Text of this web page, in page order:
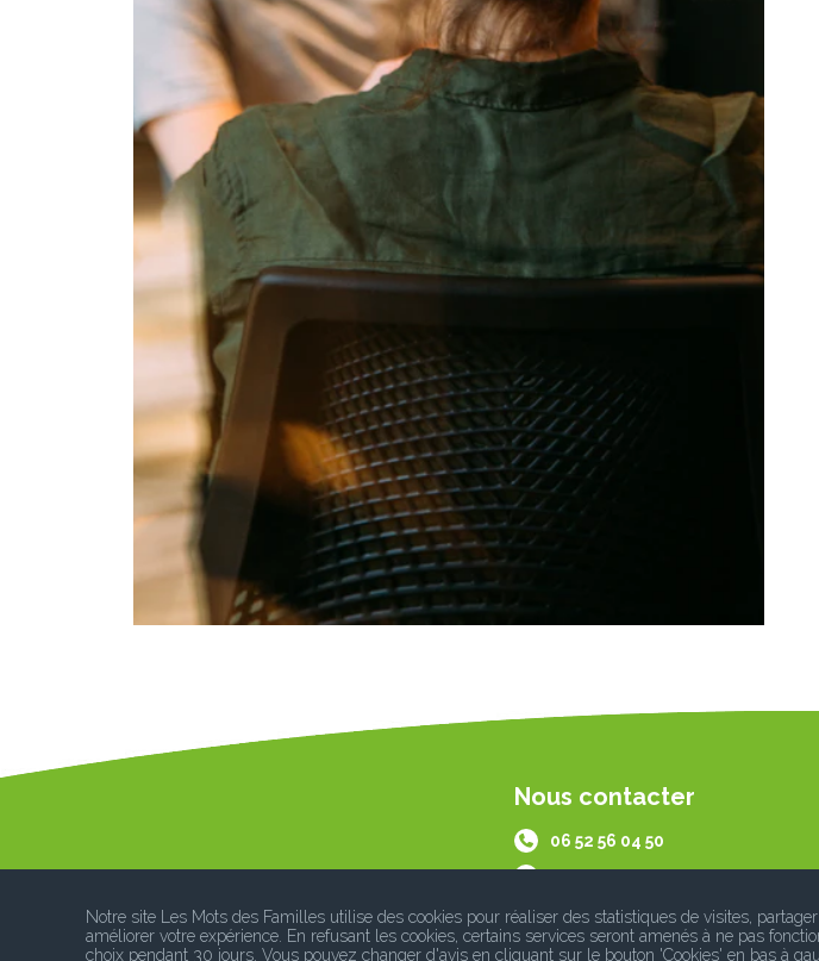
Nous contacter
06 52 56 04 50
Notre site Les Mots des Familles utilise des cookies pour réaliser des statistiques de visites,
améliorer votre expérience. En refusant les cookies, certains services seront amenés à ne pas
choix pendant 30 jours. Vous pouvez changer d'avis en cliquant sur le bouton 'Cookies' en bas à